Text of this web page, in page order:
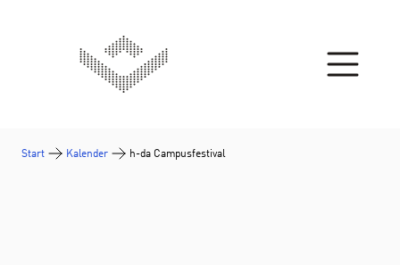
Start Kalender h-da Campusfestival